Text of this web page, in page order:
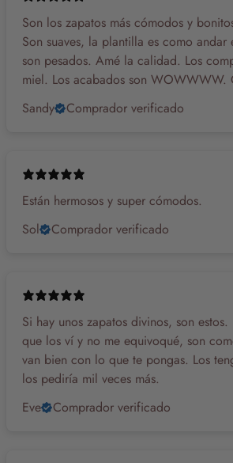
Son los zapatos más cómodos y
Son suaves, la plantilla es como
son pesados. Amé la calidad. Los
miel. Los acabados son WOWWWW.
Sandy
Comprador verificado
Están hermosos y super cómodos.
Sol
Comprador verificado
Si hay unos zapatos divinos, son estos.
que los ví y no me equivoqué, son
van bien con lo que te pongas. Los
los pediría mil veces más.
Eve
Comprador verificado